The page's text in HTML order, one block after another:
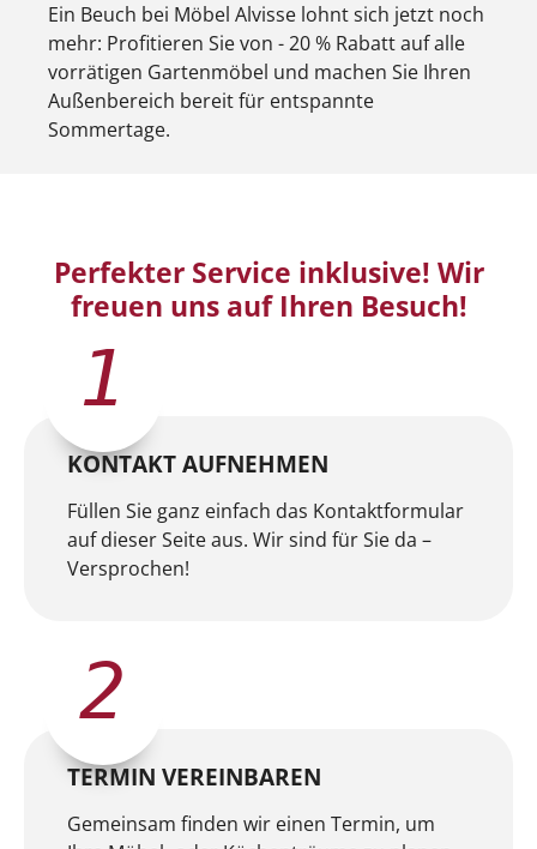
Ein Beuch bei Möbel Alvisse lohnt sich jetzt noch
mehr: Profitieren Sie von - 20 % Rabatt auf alle
vorrätigen Gartenmöbel und machen Sie Ihren
Außenbereich bereit für entspannte
Sommertage.
Perfekter Service inklusive! Wir
freuen uns auf Ihren Besuch!
1
KONTAKT AUFNEHMEN
Füllen Sie ganz einfach das Kontaktformular
auf dieser Seite aus. Wir sind für Sie da –
Versprochen!
2
TERMIN VEREINBAREN
Gemeinsam finden wir einen Termin, um